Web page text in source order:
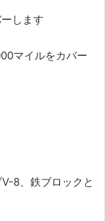
します
マイルをカバー
8、鉄ブロックと